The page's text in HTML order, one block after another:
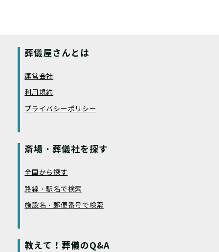
葬儀屋さんとは
運営会社
利用規約
プライバシーポリシー
斎場・葬儀社を探す
全国から探す
路線・駅名で検索
施設名・郵便番号で検索
教えて！葬儀のQ&A